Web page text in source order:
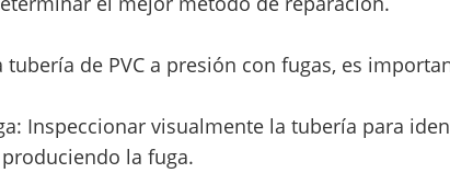
tubería de PVC a presión con fugas, es
Inspeccionar visualmente la tubería para
la fuga.